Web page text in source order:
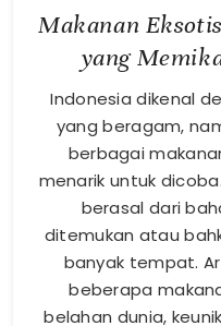
Makanan
yang
Indonesia dikenal
yang beragam,
berbagai
menarik untuk
berasal dari
ditemukan atau
banyak tempat.
beberapa
belahan dunia,